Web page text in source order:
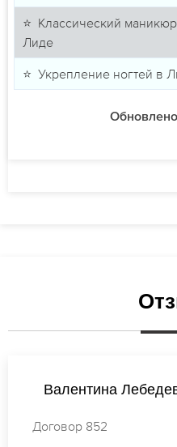
⭐ Классический
Лиде
⭐ Укрепление ногтей в
Татьяна Петрова
Договор 569